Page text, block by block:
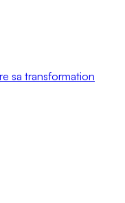
sa transformation